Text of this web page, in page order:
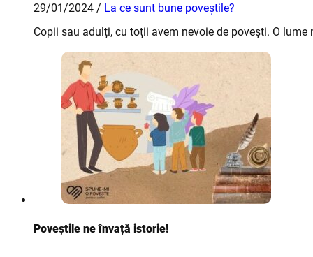
29/01/2024 / La ce sunt bune poveștile?
Copii sau adulți, cu toții avem nevoie de povești. O
Poveștile ne învață istorie!